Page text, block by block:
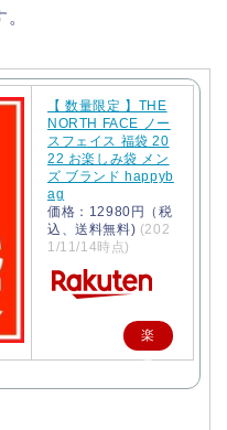
【 数量限定 】THE
NORTH FACE ノー
スフェイス 福袋 20
22 お楽しみ袋 メン
ズ ブランド happyb
ag
価格：12980円（税
込、送料無料) (202
1/11/14時点)
楽
天